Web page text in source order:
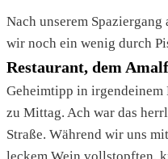
Nach unserem
wir noch ein wenig durch
Restaurant, dem
Geheimtipp in irgendeinem
zu Mittag. Ach war das
Straße. Während wir uns
leckem Wein vollstopften,